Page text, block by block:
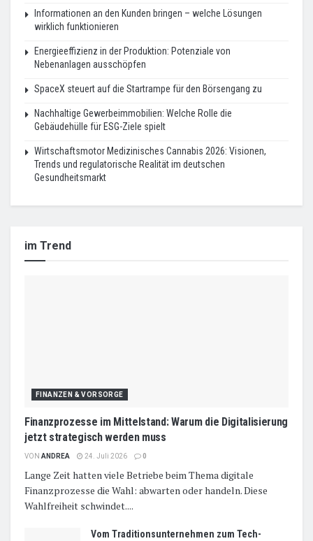
Informationen an den Kunden bringen – welche Lösungen
wirklich funktionieren
Energieeffizienz in der Produktion: Potenziale von
Nebenanlagen ausschöpfen
SpaceX steuert auf die Startrampe für den Börsengang zu
Nachhaltige Gewerbeimmobilien: Welche Rolle die
Gebäudehülle für ESG-Ziele spielt
Wirtschaftsmotor Medizinisches Cannabis 2026: Visionen,
Trends und regulatorische Realität im deutschen
Gesundheitsmarkt
im Trend
FINANZEN & VORSORGE
Finanzprozesse im Mittelstand: Warum die Digitalisierung
jetzt strategisch werden muss
VON ANDREA 24. Juli 2026 0
Lange Zeit hatten viele Betriebe beim Thema digitale
Finanzprozesse die Wahl: abwarten oder handeln. Diese
Wahlfreiheit schwindet....
Vom Traditionsunternehmen zum Tech-